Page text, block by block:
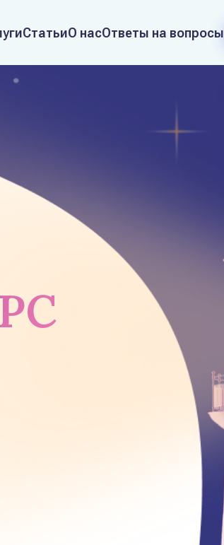
СтатьиО насОтветы на вопросы